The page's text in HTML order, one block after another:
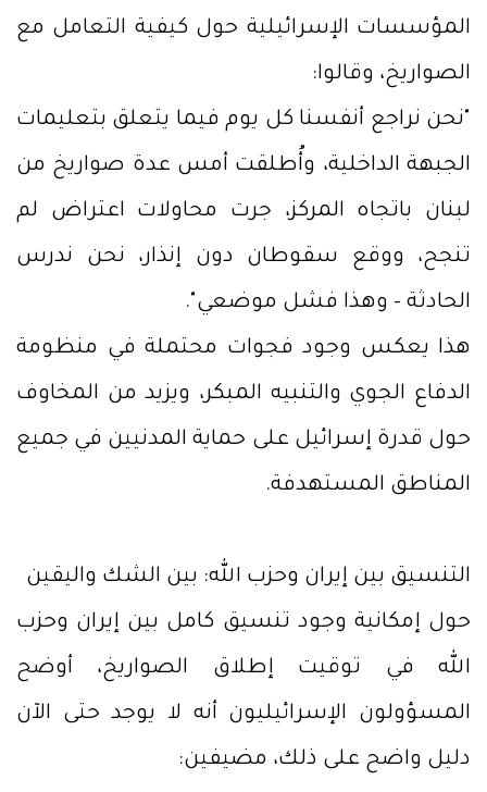
المؤسسات الإسرائيلية حول كيفية التعامل مع
الصواريخ، وقالوا:
"نحن نراجع أنفسنا كل يوم فيما يتعلق بتعليمات
الجبهة الداخلية، وأُطلقت أمس عدة صواريخ من
لبنان باتجاه المركز، جرت محاولات اعتراض لم
تنجح، ووقع سقوطان دون إنذار، نحن ندرس
الحادثة – وهذا فشل موضعي".
هذا يعكس وجود فجوات محتملة في منظومة
الدفاع الجوي والتنبيه المبكر، ويزيد من المخاوف
حول قدرة إسرائيل على حماية المدنيين في جميع
المناطق المستهدفة.
التنسيق بين إيران وحزب الله: بين الشك واليقين
حول إمكانية وجود تنسيق كامل بين إيران وحزب
الله في توقيت إطلاق الصواريخ، أوضح
المسؤولون الإسرائيليون أنه لا يوجد حتى الآن
دليل واضح على ذلك، مضيفين: